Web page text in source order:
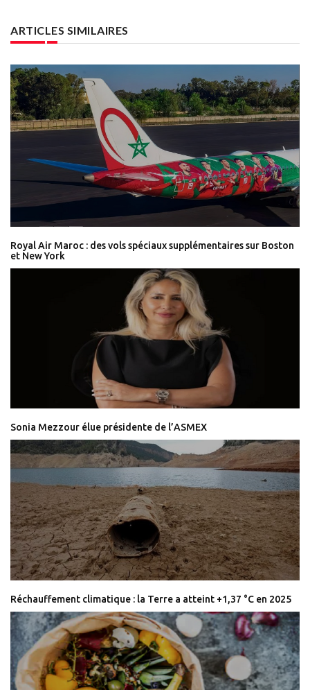
ARTICLES SIMILAIRES
Royal Air Maroc : des vols spéciaux supplémentaires sur Boston
et New York
Sonia Mezzour élue présidente de l’ASMEX
Réchauffement climatique : la Terre a atteint +1,37 °C en 2025